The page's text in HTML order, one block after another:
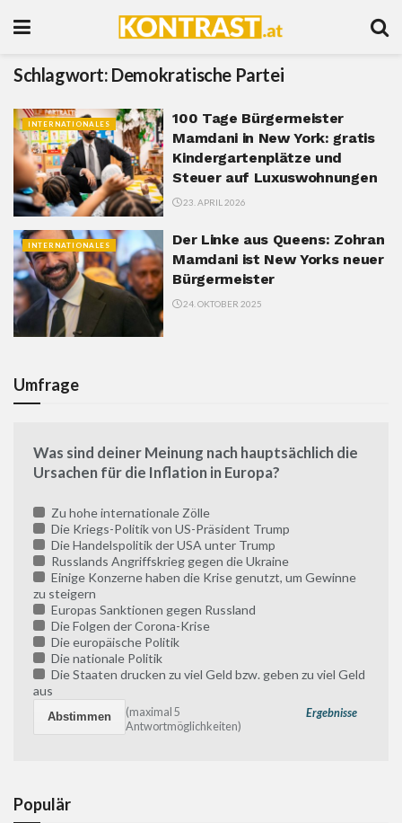
Schlagwort: Demokratische Partei
INTERNATIONALES
100 Tage Bürgermeister
Mamdani in New York: gratis
Kindergartenplätze und
Steuer auf Luxuswohnungen
23. APRIL 2026
INTERNATIONALES
Der Linke aus Queens: Zohran
Mamdani ist New Yorks neuer
Bürgermeister
24. OKTOBER 2025
Umfrage
Was sind deiner Meinung nach hauptsächlich die
Ursachen für die Inflation in Europa?
Zu hohe internationale Zölle
Die Kriegs-Politik von US-Präsident Trump
Die Handelspolitik der USA unter Trump
Russlands Angriffskrieg gegen die Ukraine
Einige Konzerne haben die Krise genutzt, um Gewinne
zu steigern
Europas Sanktionen gegen Russland
Die Folgen der Corona-Krise
Die europäische Politik
Die nationale Politik
Die Staaten drucken zu viel Geld bzw. geben zu viel Geld
aus
Ergebnisse
(maximal 5
Antwortmöglichkeiten)
Populär